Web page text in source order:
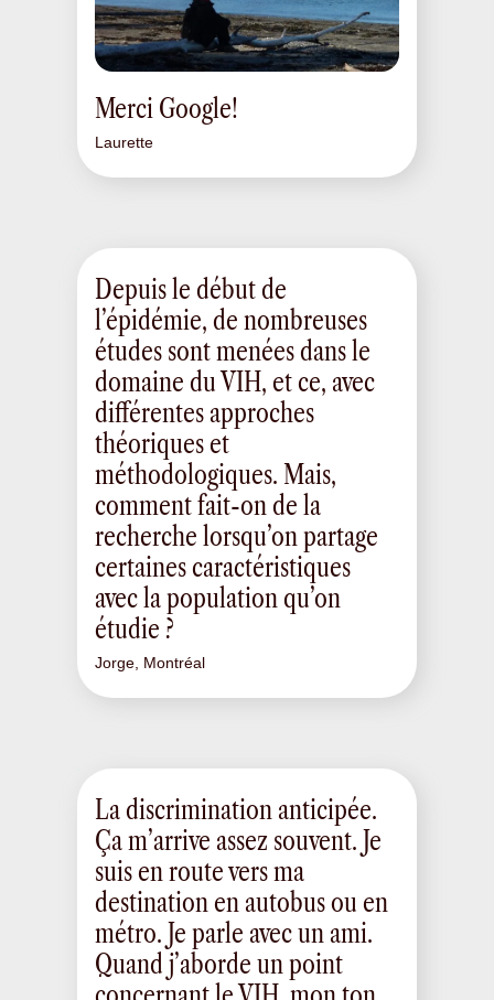
Merci Google!
Laurette
Depuis le début de
l’épidémie, de nombreuses
études sont menées dans le
domaine du VIH, et ce, avec
différentes approches
théoriques et
méthodologiques. Mais,
comment fait-on de la
recherche lorsqu’on partage
certaines caractéristiques
avec la population qu’on
étudie ?
Jorge, Montréal
La discrimination anticipée.
Ça m’arrive assez souvent. Je
suis en route vers ma
destination en autobus ou en
métro. Je parle avec un ami.
Quand j’aborde un point